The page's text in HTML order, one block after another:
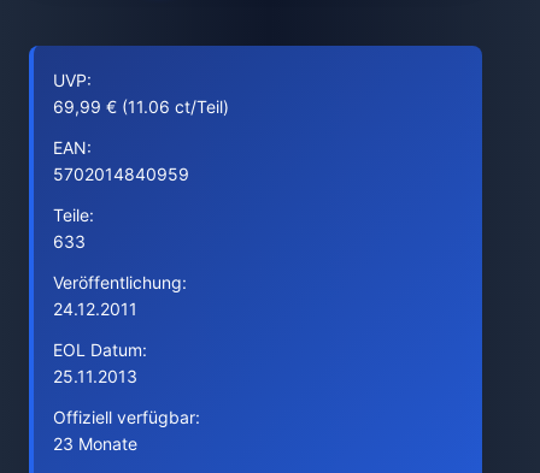
UVP:
69,99 € (11.06 ct/Teil)
EAN:
5702014840959
Teile:
633
Veröffentlichung:
24.12.2011
EOL Datum:
25.11.2013
Offiziell verfügbar:
23 Monate